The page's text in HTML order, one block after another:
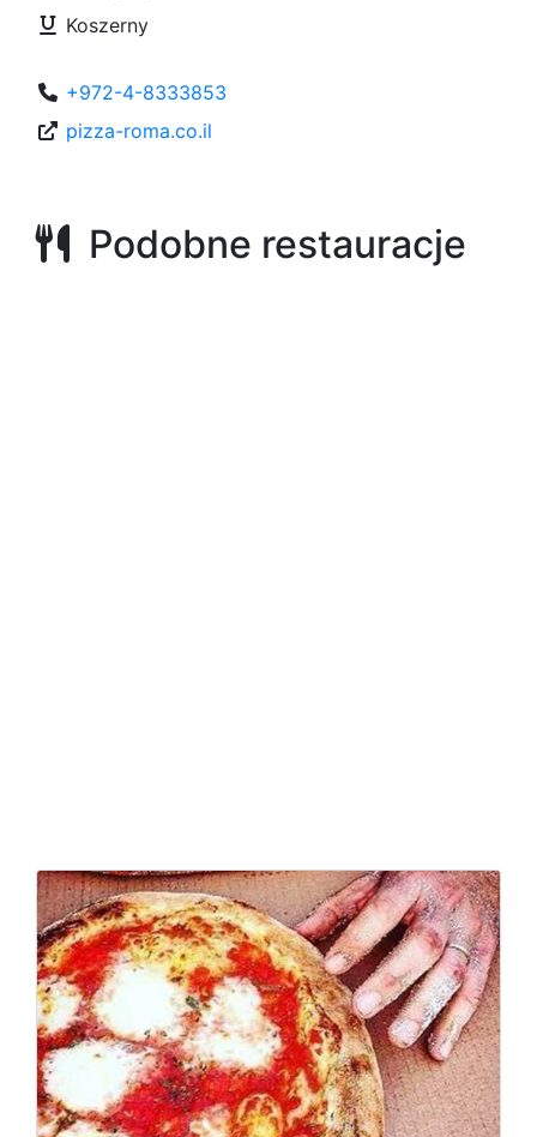
Koszerny
+972-4-8333853
pizza-roma.co.il
Podobne restauracje